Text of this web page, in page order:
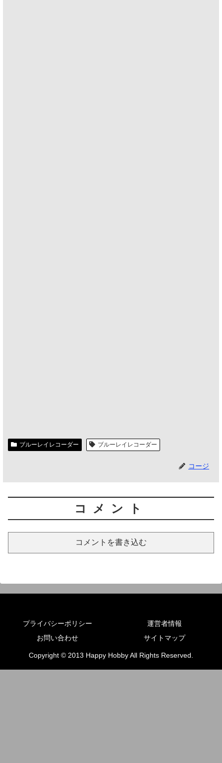
ブルーレイレコーダー ブルーレイレコーダー
コージ
コメント
コメントを書き込む
プライバシーポリシー
運営者情報
お問い合わせ
サイトマップ
Copyright © 2013 Happy Hobby All Rights Reserved.